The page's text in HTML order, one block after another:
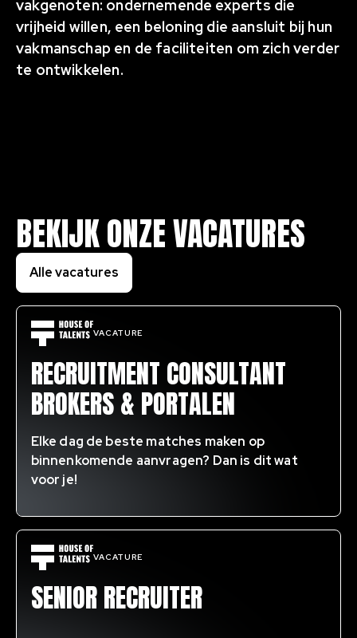
vakgenoten: ondernemende experts die
vrijheid willen, een beloning die aansluit bij hun
vakmanschap en de faciliteiten om zich verder
te ontwikkelen.
BEKIJK ONZE VACATURES
Alle vacatures
RECRUITMENT CONSULTANT
BROKERS & PORTALEN
VACATURE
Elke dag de beste matches maken op
binnenkomende aanvragen? Dan is dit wat
voor je!
SENIOR RECRUITER
VACATURE